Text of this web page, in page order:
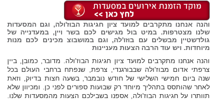
והנה אנחנו מתקרבים למועד ציון חגיגות הבוז'ולה, וגם המסעדות
שלנו מצטרפות. במיט בול מגישים לכם בשר ויין, במעדנייה של
גולדשטיין מבשלים עם בוזו'לה, וגם במושבוצ מכינים לכם מנות
מיוחדות. ויש עוד הרבה הצעות מעניינות
והנה אנחנו מתקרבים למועד ציון חגיגות הבוז'ולה. מדובר, כמובן, ביין
צרפתי אדום מבוז'ולה שבבורגנדי, צרפת, שנפתח ברחבי העולם בכל
שנה ביום חמישי השלישי של חודש נובמבר, בשעה חצות בדיוק, וזאת
לאחר שהותסס בתהליך מיוחד רק שבועות ספורים לפני כן. ומכיוון שלא
תוותרו על חגיגות הבוז'ולה, אספנו בשבילכם הצעות מהמסעדות שלנו.